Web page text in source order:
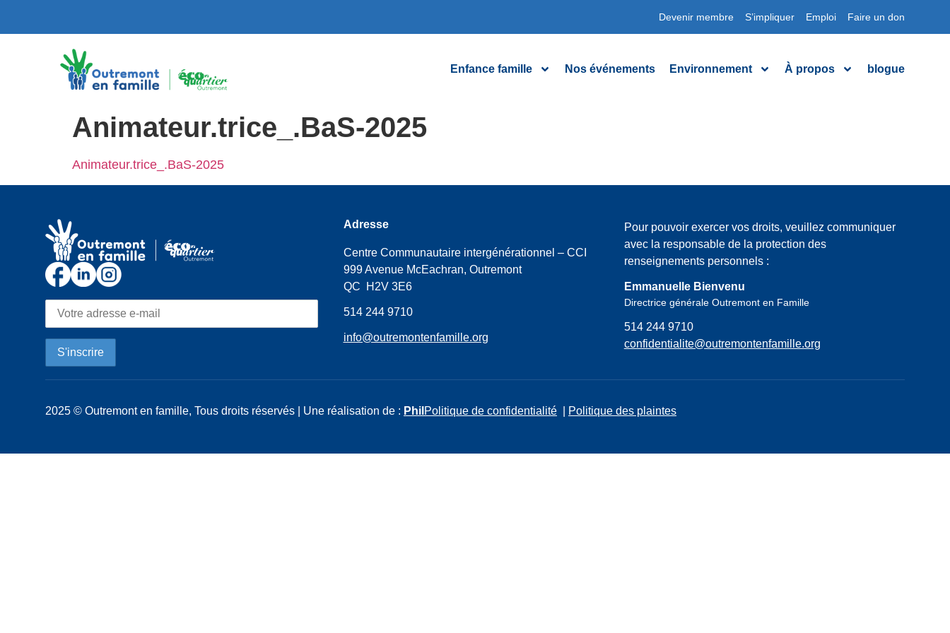
Devenir membre S’impliquer Emploi Faire un don
Enfance famille Nos événements Environnement À propos blogue
Animateur.trice_.BaS-2025
Animateur.trice_.BaS-2025
Adresse
Centre Communautaire intergénérationnel – CCI
999 Avenue McEachran, Outremont
QC H2V 3E6
514 244 9710
info@outremontenfamille.org
Pour pouvoir exercer vos droits, veuillez communiquer
avec la responsable de la protection des
renseignements personnels :
Emmanuelle Bienvenu
Directrice générale Outremont en Famille
514 244 9710
confidentialite@outremontenfamille.org
2025 © Outremont en famille, Tous droits réservés | Une réalisation de : Phil Politique de confidentialité Politique des plaintes